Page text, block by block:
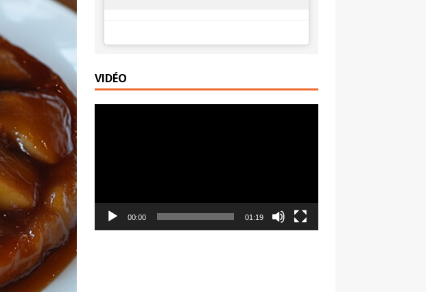
salé
VIDÉO
00:00 01:19